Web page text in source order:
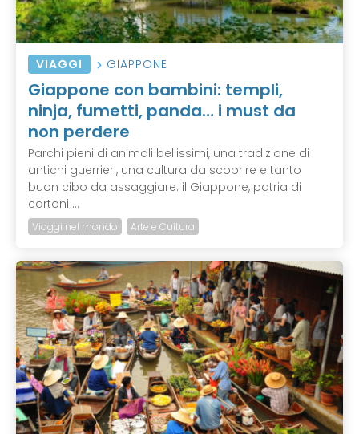
VIAGGI GIAPPONE
Giappone con bambini: templi,
ninja, fumetti, panda… i must da
non perdere
Parchi pieni di animali bellissimi, una tradizione di
antichi guerrieri, una cultura da scoprire e tanto
buon cibo da assaggiare: il Giappone, patria di
cartoni ...
Viaggi nel mondo Arte e Cultura